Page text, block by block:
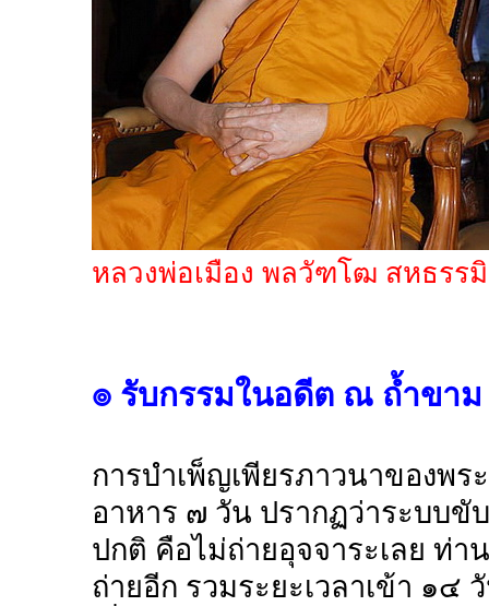
หลวงพ่อเมือง พลวัฑโฒ สหธร
๏ รับกรรมในอดีต ณ ถ้ำขาม
การบำเพ็ญเพียรภาวนาของพ
อาหาร ๗ วัน ปรากฏว่าระบบขั
ปกติ คือไม่ถ่ายอุจจาระเลย ท่
ถ่ายอีก รวมระยะเวลาเข้า ๑